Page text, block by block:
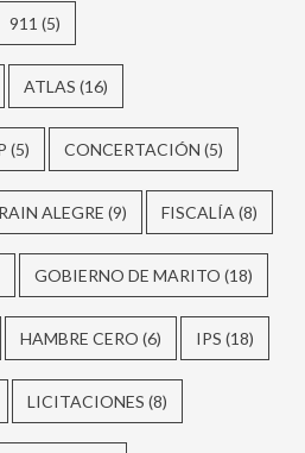
911 (5)
ATLAS (16)
(5) CONCERTACIÓN (5)
ALEGRE (9) FISCALÍA (8)
GOBIERNO DE MARITO (18)
HAMBRE CERO (6) IPS (18)
LICITACIONES (8)